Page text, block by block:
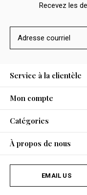
Recevez les
Service à la clientèle
Mon compte
Catégories
À propos de nous
EMAIL US